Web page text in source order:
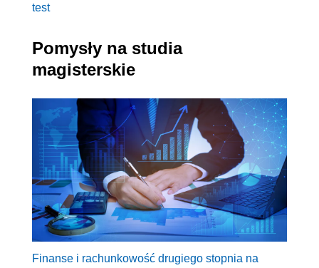
test
Pomysły na studia
magisterskie
Finanse i rachunkowość drugiego stopnia na